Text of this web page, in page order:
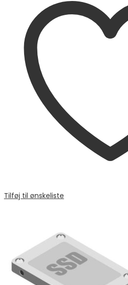
Tilføj til ønskeliste